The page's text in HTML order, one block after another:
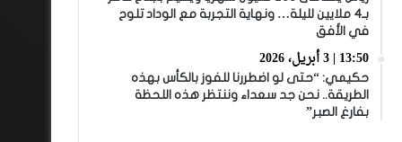
بـ4 ملايين لليلة… ونهاية التجربة مع الوداد تلوح
في الأفق
13:50 | 3 أبريل، 2026
حكيمي: “حتى لو اضطررنا للفوز بالكأس بهذه
الطريقة.. نحن جد سعداء وننتظر هذه اللحظة
بفارغ الصبر”